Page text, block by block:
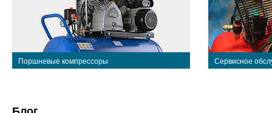
Поршневые компрессоры Сервисное